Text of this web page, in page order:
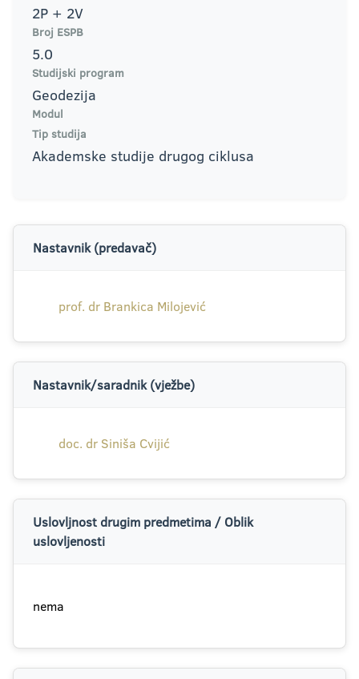
2P + 2V
Broj ESPB
5.0
Studijski program
Geodezija
Modul
Tip studija
Akademske studije drugog ciklusa
Nastavnik (predavač)
prof. dr Brankica Milojević
Nastavnik/saradnik (vježbe)
doc. dr Siniša Cvijić
Uslovljnost drugim predmetima / Oblik
uslovljenosti
nema